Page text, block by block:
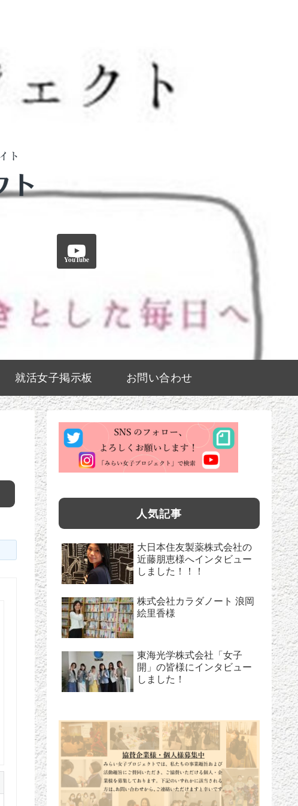
YouTube
就活女子掲示板 お問い合わせ
人気記事
大日本住友製薬株式会社の
近藤朋恵様へインタビュー
しました！！！
株式会社カラダノート 浪岡
絵里香様
東海光学株式会社「女子
開」の皆様にインタビュー
しました！